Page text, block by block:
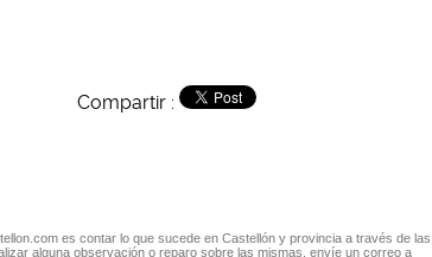
Compartir :
es contar lo que sucede en Castellón y provincia a través de las
alguna observación o reparo sobre las mismas, envíe un correo a